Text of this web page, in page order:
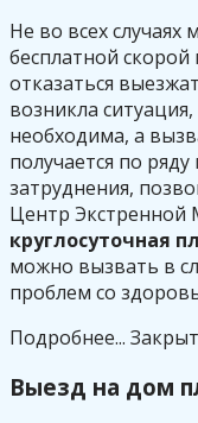
Не во всех случаях
бесплатной
отказаться
возникла
необходима, а
получается по
затруднения,
Центр
круглосуточная
можно вызвать в
проблем со
Подробнее...
Выезд на дом